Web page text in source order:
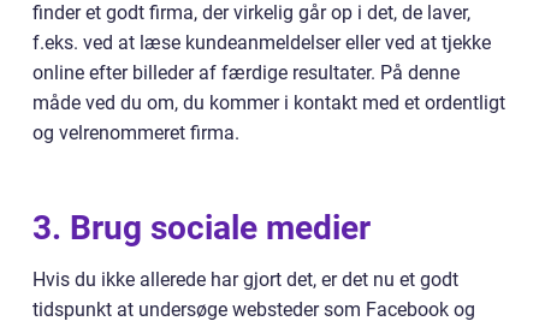
finder et godt firma, der virkelig går op i det, de laver,
f.eks. ved at læse kundeanmeldelser eller ved at tjekke
online efter billeder af færdige resultater. På denne
måde ved du om, du kommer i kontakt med et ordentligt
og velrenommeret firma.
3. Brug sociale medier
Hvis du ikke allerede har gjort det, er det nu et godt
tidspunkt at undersøge websteder som Facebook og